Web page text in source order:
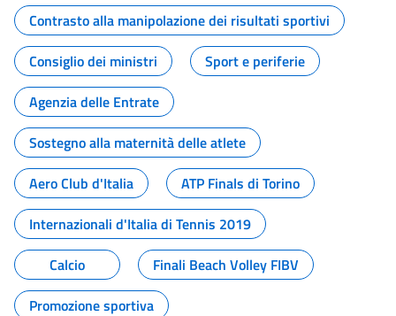
Contrasto alla manipolazione dei risultati sportivi
Consiglio dei ministri
Sport e periferie
Agenzia delle Entrate
Sostegno alla maternità delle atlete
Aero Club d'Italia
ATP Finals di Torino
Internazionali d'Italia di Tennis 2019
Calcio
Finali Beach Volley FIBV
Promozione sportiva